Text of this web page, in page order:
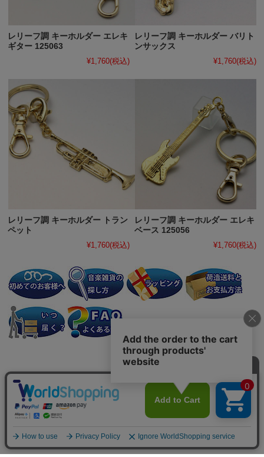
レリーフ調 キーホルダー エレキ
ギター 125063
¥1,760(税込)
レリーフ調 キーホルダー バリト
ンサックス
¥1,760(税込)
レリーフ調 キーホルダー トラン
ペット
¥1,760(税込)
レリーフ調 キーホルダー エレキ
ベース 125056
¥1,760(税込)